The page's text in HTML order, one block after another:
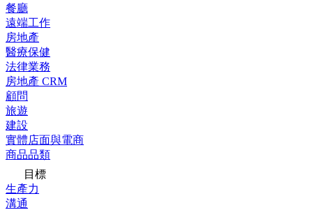
餐廳
遠端工作
房地產
醫療保健
法律業務
房地產 CRM
顧問
旅遊
建設
實體店面與電商
商品品類
目標
生產力
溝通